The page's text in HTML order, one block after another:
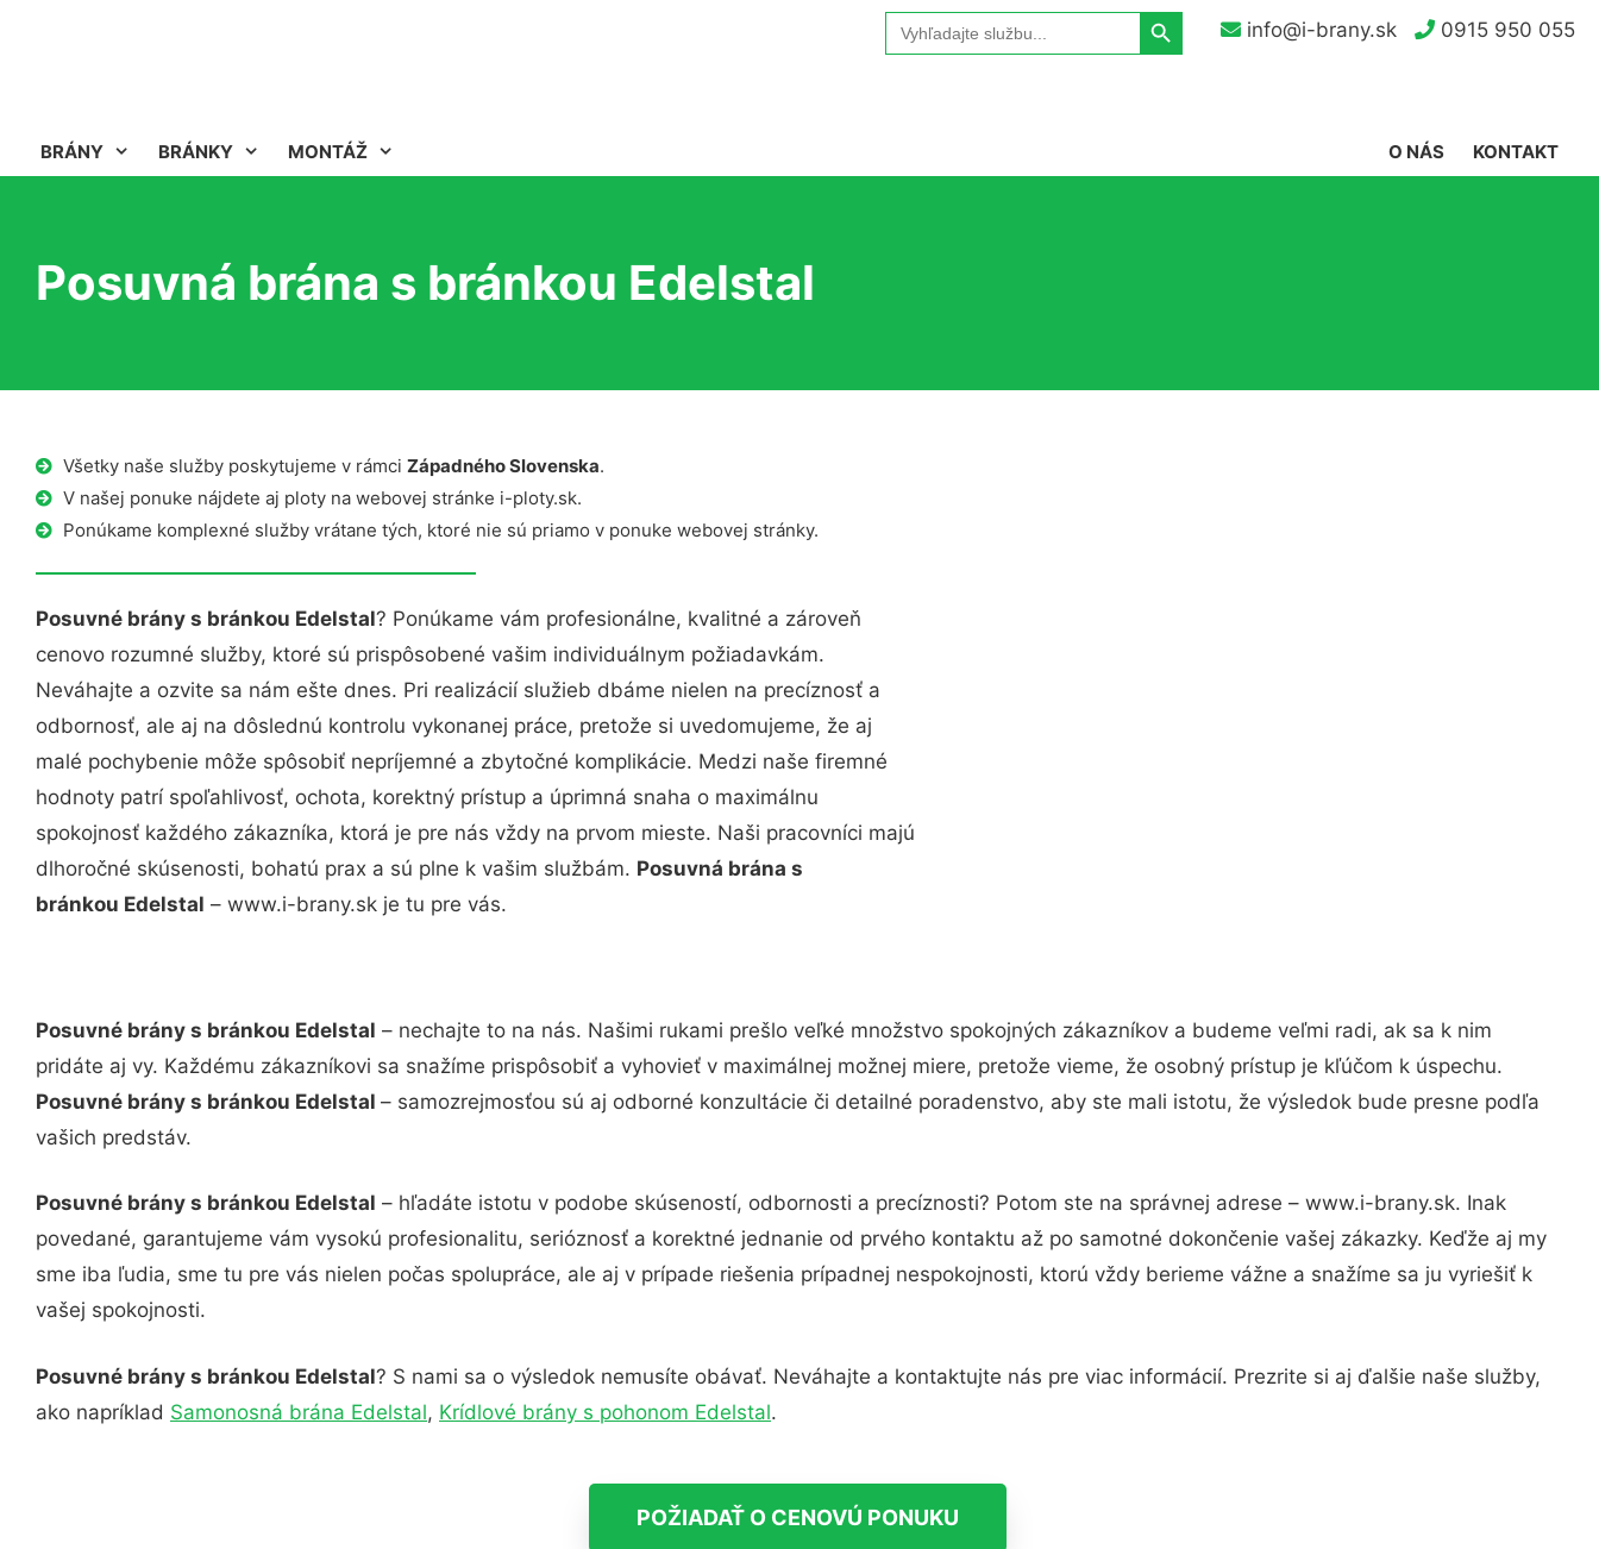
info@i-brany.sk 0915 950 055
Search
for:
Search Button
BRÁNY BRÁNKY MONTÁŽ KONTAKT
O NÁS
Posuvná brána s bránkou Edelstal
Všetky naše služby poskytujeme v rámci Západného Slovenska.
V našej ponuke nájdete aj ploty na webovej stránke i-ploty.sk.
Ponúkame komplexné služby vrátane tých, ktoré nie sú priamo v ponuke webovej stránky.
Posuvné brány s bránkou Edelstal? Ponúkame vám profesionálne, kvalitné a zároveň
cenovo rozumné služby, ktoré sú prispôsobené vašim individuálnym požiadavkám.
Neváhajte a ozvite sa nám ešte dnes. Pri realizácií služieb dbáme nielen na precíznosť a
odbornosť, ale aj na dôslednú kontrolu vykonanej práce, pretože si uvedomujeme, že aj
malé pochybenie môže spôsobiť nepríjemné a zbytočné komplikácie. Medzi naše firemné
hodnoty patrí spoľahlivosť, ochota, korektný prístup a úprimná snaha o maximálnu
spokojnosť každého zákazníka, ktorá je pre nás vždy na prvom mieste. Naši pracovníci majú
dlhoročné skúsenosti, bohatú prax a sú plne k vašim službám. Posuvná brána s
bránkou Edelstal – www.i-brany.sk je tu pre vás.
Posuvné brány s bránkou Edelstal – nechajte to na nás. Našimi rukami prešlo veľké množstvo spokojných zákazníkov a budeme veľmi radi, ak sa k nim
pridáte aj vy. Každému zákazníkovi sa snažíme prispôsobiť a vyhovieť v maximálnej možnej miere, pretože vieme, že osobný prístup je kľúčom k úspechu.
Posuvné brány s bránkou Edelstal – samozrejmosťou sú aj odborné konzultácie či detailné poradenstvo, aby ste mali istotu, že výsledok bude presne podľa
vašich predstáv.
Posuvné brány s bránkou Edelstal – hľadáte istotu v podobe skúseností, odbornosti a precíznosti? Potom ste na správnej adrese – www.i-brany.sk. Inak
povedané, garantujeme vám vysokú profesionalitu, serióznosť a korektné jednanie od prvého kontaktu až po samotné dokončenie vašej zákazky. Keďže aj my
sme iba ľudia, sme tu pre vás nielen počas spolupráce, ale aj v prípade riešenia prípadnej nespokojnosti, ktorú vždy berieme vážne a snažíme sa ju vyriešiť k
vašej spokojnosti.
Posuvné brány s bránkou Edelstal? S nami sa o výsledok nemusíte obávať. Neváhajte a kontaktujte nás pre viac informácií. Prezrite si aj ďalšie naše služby,
ako napríklad Samonosná brána Edelstal, Krídlové brány s pohonom Edelstal.
POŽIADAŤ O CENOVÚ PONUKU